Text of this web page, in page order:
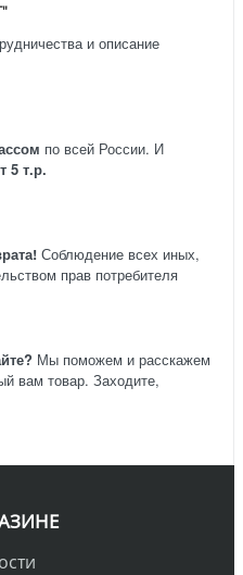
и описание
по всей России. И
5 т.р.
Соблюдение всех иных,
прав потребителя
Мы поможем и расскажем
вам товар. Заходите,